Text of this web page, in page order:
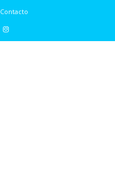
Contacto